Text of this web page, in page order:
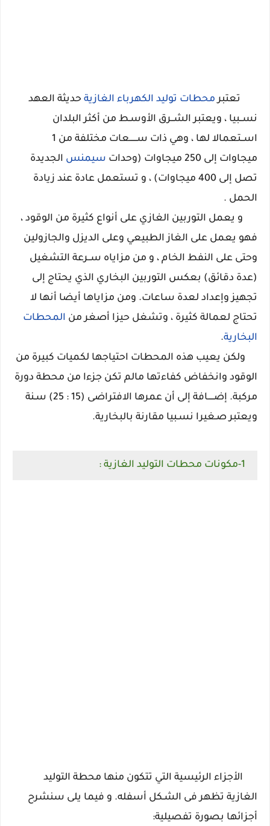
تعتبرمحطات توليد الكهرباء الغازية حديثة العهد
نســبيا ، ويعتبر الشــرق الأوسـط من أكثر البلدان
اســتعمالا لها ، وهي ذات ســــــعات مختلفة من 1
ميجاوات إلى 250 ميجاوات (وحدات
سيمنس الجديدة
تصل إلى 400 ميجاوات) ، و تستعمل عادة عند زيادة
الحمل .
و يعمل التوربين الغازي على أنواع كثيرة من الوقود ،
فهو يعمل على الغاز الطبيعي وعلى الديزل والجازولين
وحتى على النفط الخام ، و من مزاياه ســرعة التشغيل
(عدة دقائق) بعكس التوربين البخاري الذي يحتاج إلى
تجهيز وإعداد لعدة ساعات. ومن مزاياها أيضا أنها لا
تحتاج لعمالة كثيرة ، وتشغل حيزا أصغر من المحطات
البخارية.
ولكن يعيب هذه المحطات احتياجها لكميات كبيرة من
الوقود وانخفاض كفاءتها مالم تكن جزءا من محطة دورة
مركبة. إضـــــافة إلى أن عمرها الافتراضى (15 : 25) سـنة
ويعتبر صـغيرا نسـبيا مقارنة بالبخارية.
1-مكونات محطات التوليد الغازية :
الأجزاء الرئيسية التي تتكون منها محطة التوليد
الغازية تظهر فى الشـكل أسفله. و فيما يلى سنشرح
أجزائها بصورة تفصيلية: